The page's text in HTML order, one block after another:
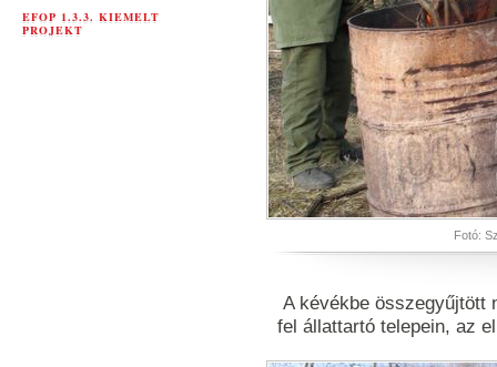
EFOP 1.3.3. KIEMELT
PROJEKT
Fotó:
A kévékbe összegyűjtött
fel állattartó telepein, az